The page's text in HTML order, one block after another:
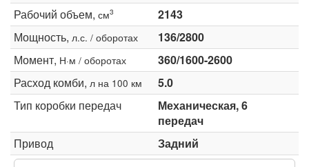
Рабочий объем, см3
2143
Мощность, л.с. / оборотах
136/2800
Момент, Н·м / оборотах
360/1600-2600
Расход комби, л на 100 км
5.0
Тип коробки передач
Механическая, 6
передач
Привод
Задний